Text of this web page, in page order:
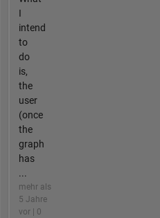
I
intend
to
do
is,
the
user
(once
the
graph
has
...
mehr als
5 Jahre
vor | 0